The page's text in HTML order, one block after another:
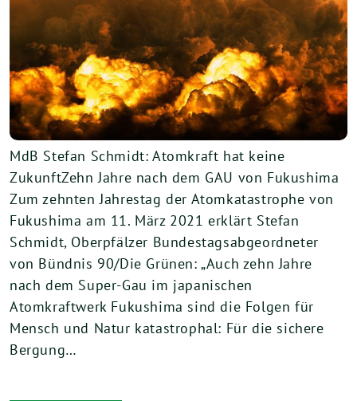
MdB Stefan Schmidt: Atomkraft hat keine
ZukunftZehn Jahre nach dem GAU von Fukushima
Zum zehnten Jahrestag der Atomkatastrophe von
Fukushima am 11. März 2021 erklärt Stefan
Schmidt, Oberpfälzer Bundestagsabgeordneter
von Bündnis 90/Die Grünen: „Auch zehn Jahre
nach dem Super-Gau im japanischen
Atomkraftwerk Fukushima sind die Folgen für
Mensch und Natur katastrophal: Für die sichere
Bergung…